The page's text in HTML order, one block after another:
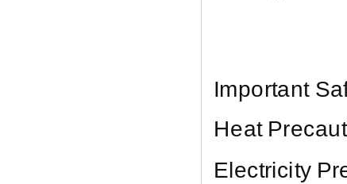
Important
Heat
Electricity